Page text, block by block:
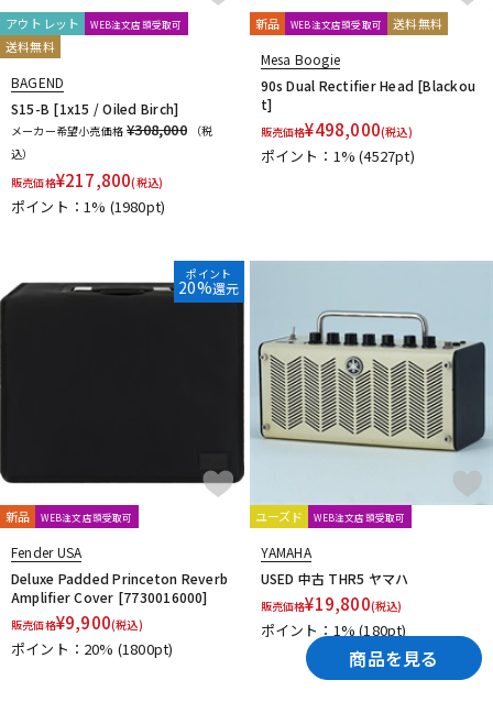
アウトレット WEB注文店頭受取可
送料無料
BAGEND
S15-B [1x15 / Oiled Birch]
メーカー希望小売価格 ¥308,000
（税
込）
販売価格¥217,800(税込)
ポイント：1% (1980pt)
新品 WEB注文店頭受取可 送料無料
Mesa Boogie
90s Dual Rectifier Head [Blackou
t]
販売価格¥498,000(税込)
ポイント：1%(4527pt)
ポイント
20%還元
新品 WEB注文店頭受取可
Fender USA
Deluxe Padded Princeton Reverb
Amplifier Cover [7730016000]
販売価格¥9,900(税込)
ポイント：20% (1800pt)
ユーズド WEB注文店頭受取可
YAMAHA
USED 中古 THR5 ヤマハ
販売価格¥19,800(税込)
ポイント：1%(180pt)
商品を見る